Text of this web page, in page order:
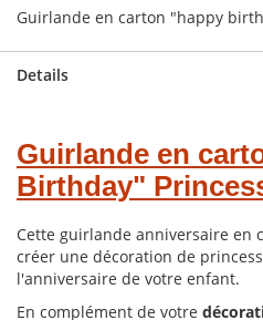
Guirlande en carton "happy
Details
Guirlande en
Birthday"
Cette guirlande anniversaire en
créer une décoration de
l'anniversaire de votre enfant.
En complément de votre